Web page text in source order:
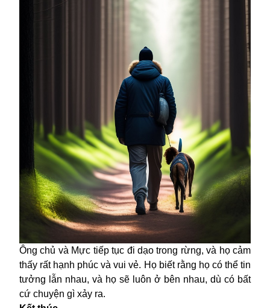
Ông chủ và Mực tiếp tục đi dạo trong rừng, và họ cảm
thấy rất hạnh phúc và vui vẻ. Họ biết rằng họ có thể tin
tưởng lẫn nhau, và họ sẽ luôn ở bên nhau, dù có bất
cứ chuyện gì xảy ra.